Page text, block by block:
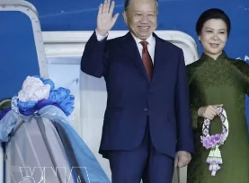
스포츠
과학기술
여행
세계